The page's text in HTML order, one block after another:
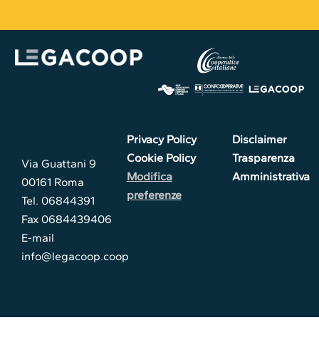
Via Guattani 9
00161 Roma
Tel. 06844391
Fax 0684439406
E-mail
info@legacoop.coop
Privacy Policy
Cookie Policy
Modifica
preferenze
Disclaimer
Trasparenza
Amministrativa